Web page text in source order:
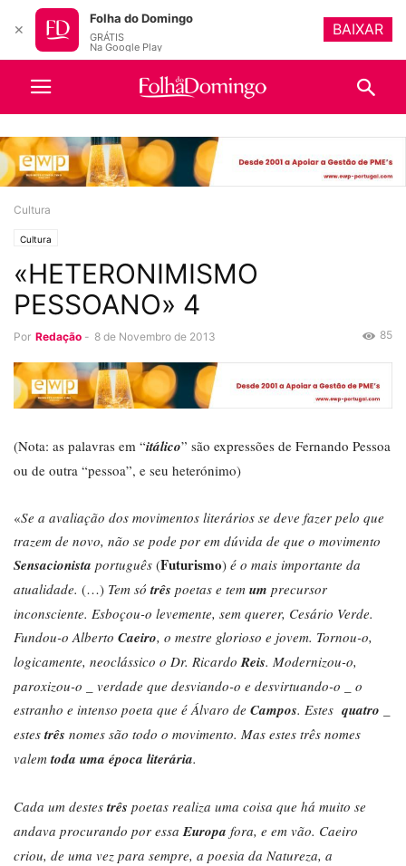
Cultura
Cultura
«HETERONIMISMO
PESSOANO» 4
Por Redação - 8 de Novembro de 2013 85
(Nota: as palavras em “itálico” são expressões de Fernando Pessoa
ou de outra “pessoa”, e seu heterónimo)
«Se a avaliação dos movimentos literários se deve fazer pelo que
trazem de novo, não se pode por em dúvida de que o movimento
Sensacionista português (Futurismo) é o mais importante da
atualidade. (…) Tem só três poetas e tem um precursor
inconsciente. Esboçou-o levemente, sem querer, Cesário Verde.
Fundou-o Alberto Caeiro, o mestre glorioso e jovem. Tornou-o,
logicamente, neoclássico o Dr. RicardoReis. Modernizou-o,
paroxizou-o _ verdade que desviando-o e desvirtuando-o _ o
estranho e intenso poeta que é Álvaro de Campos. Estes quatro
estes três nomes são todo o movimento. Mas estes três nomes
valem toda uma época literária.
Cada um destes três poetas realiza uma coisa que há muito se
andava procurando por essaEuropa fora, e em vão. Caeiro
criou, de uma vez para sempre, a poesia da Natureza, a
✕
Folha do Domingo
GRÁTIS
Na Google Play
BAIXAR